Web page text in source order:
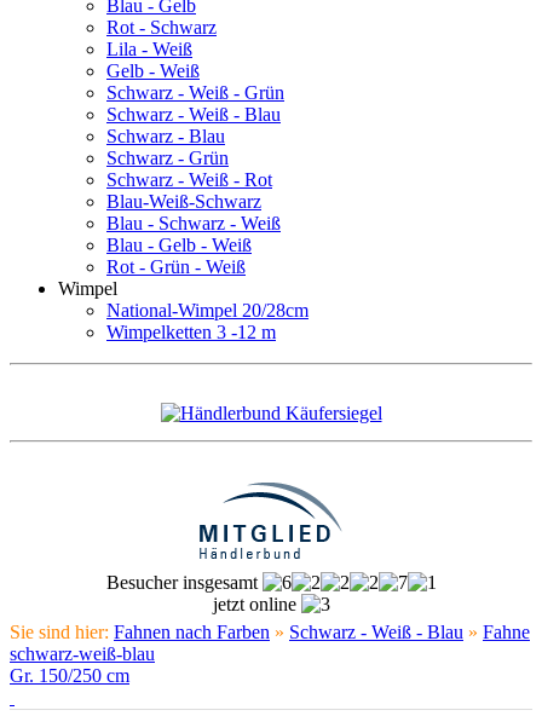
Blau - Gelb
Rot - Schwarz
Lila - Weiß
Gelb - Weiß
Schwarz - Weiß - Grün
Schwarz - Weiß - Blau
Schwarz - Blau
Schwarz - Grün
Schwarz - Weiß - Rot
Blau-Weiß-Schwarz
Blau - Schwarz - Weiß
Blau - Gelb - Weiß
Rot - Grün - Weiß
Wimpel
National-Wimpel 20/28cm
Wimpelketten 3 -12 m
Besucher insgesamt
jetzt online
Sie sind hier: Fahnen nach Farben » Schwarz - Weiß - Blau » Fahne
schwarz-weiß-blau
Gr. 150/250 cm